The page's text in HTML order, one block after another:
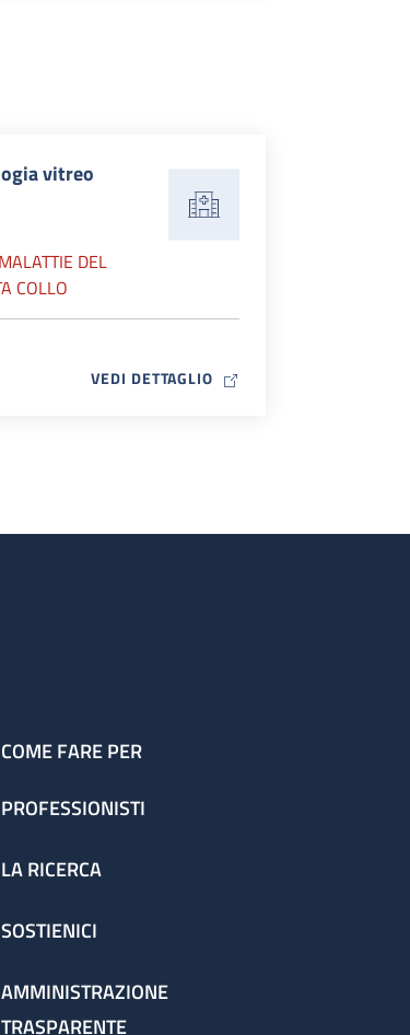
vitreo
DEL
COLLO
VEDI DETTAGLIO MAP ICON
COME FARE PER
PROFESSIONISTI
LA RICERCA
SOSTIENICI
AMMINISTRAZIONE
TRASPARENTE